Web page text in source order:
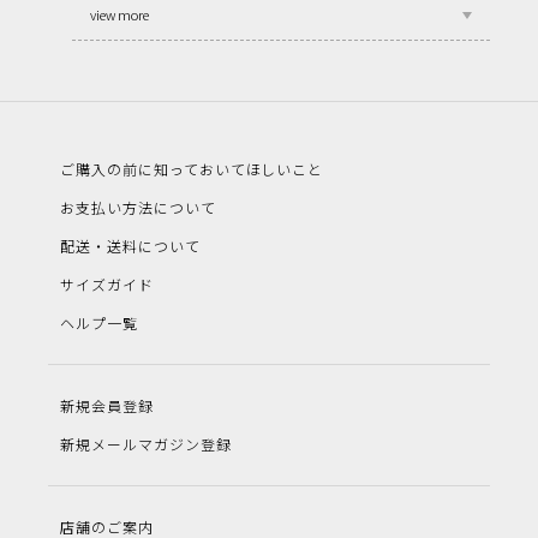
view more
ご購入の前に知っておいてほしいこと
お支払い方法について
配送・送料について
サイズガイド
ヘルプ一覧
新規会員登録
新規メールマガジン登録
店舗のご案内